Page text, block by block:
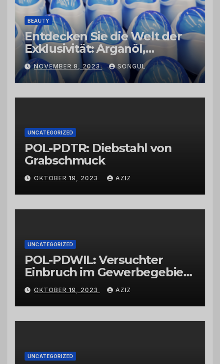
BEAUTY
Entdecken Sie die Welt der
Exklusivität: Arganöl,
Kaktusfeigenkernöl und
Schwarzkümmelöl von
vertrauenswürdigen
Großhändlern und Anbietern
NOVEMBER 8, 2023 SONGUL
UNCATEGORIZED
POL-PDTR: Diebstahl von
Grabschmuck
OKTOBER 19, 2023 AZIZ
UNCATEGORIZED
POL-PDWIL: Versuchter
Einbruch im Gewerbegebiet
Wittlich
OKTOBER 19, 2023 AZIZ
UNCATEGORIZED